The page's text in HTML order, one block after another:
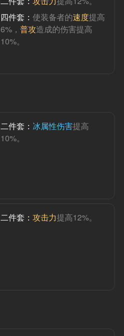
四件套：使装备者的速度提高
6%，普攻造成的伤害提高
10%。
二件套： 冰属性伤害提高
10%。
二件套：攻击力提高12%。